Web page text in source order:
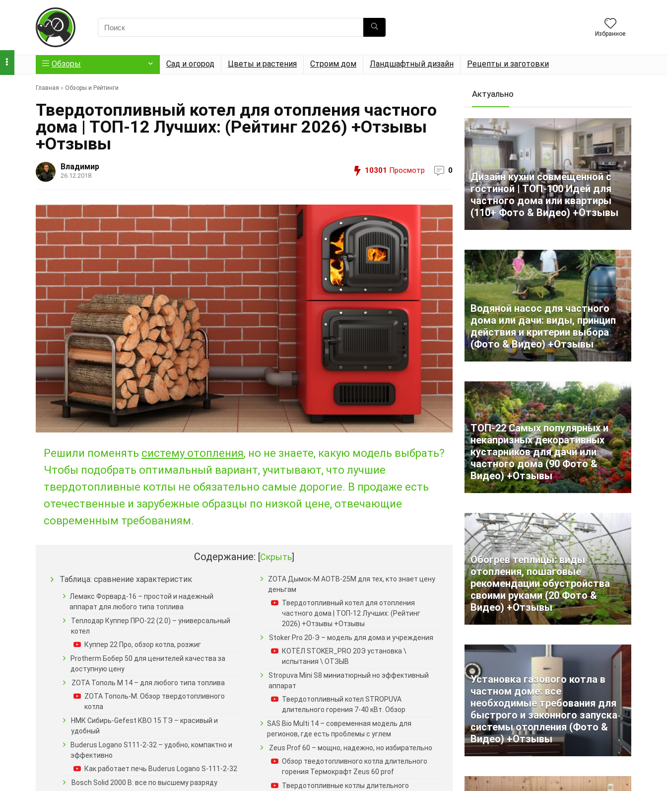
Избранное
Обзоры Сад и огород Цветы и растения Строим дом Ландшафтный дизайн Рецепты и заготовки
Главная » Обзоры и Рейтинги
Твердотопливный котел для отопления частного
дома | ТОП-12 Лучших: (Рейтинг 2026) +Отзывы
+Отзывы
Владимир
26.12.2018
10301 Просмотр 0
Решили поменять систему отопления, но не знаете, какую модель выбрать?
Чтобы подобрать оптимальный вариант, учитывают, что лучшие
твердотопливные котлы не обязательно самые дорогие. В продаже есть
отечественные и зарубежные образцы по низкой цене, отвечающие
современным требованиям.
Содержание: [Скрыть]
Таблица: сравнение характеристик
Лемакс Форвард-16 – простой и надежный
аппарат для любого типа топлива
Теплодар Куппер ПРО-22 (2.0) – универсальный
котел
Куппер 22 Про, обзор котла, розжиг
Protherm Бобер 50 для ценителей качества за
доступную цену
ZOTA Тополь М 14 – для любого типа топлива
ZOTA Тополь-М. Обзор твердотопливного
котла
НМК Сибирь-Gefest КВО 15 ТЭ – красивый и
удобный
Buderus Logano S111-2-32 – удобно, компактно и
эффективно
Как работает печь Buderus Logano S-111-2-32
Bosch Solid 2000 B: все по высшему разряду
ZOTA Дымок-М АОТВ-25М для тех, кто знает цену
деньгам
Твердотопливный котел для отопления
частного дома | ТОП-12 Лучших: (Рейтинг
2026) +Отзывы +Отзывы
Stoker Pro 20-Э – модель для дома и учреждения
КОТЁЛ STOKER_PRO 20Э установка \
испытания \ ОТЗЫВ
Stropuva Mini S8 миниатюрный но эффективный
аппарат
Твердотопливный котел STROPUVA
длительного горения 7-40 кВт. Обзор
SAS Bio Multi 14 – современная модель для
регионов, где есть проблемы с углем
Zeus Prof 60 – мощно, надежно, но избирательно
Обзор тведотопливного котла длительного
горения Термокрафт Zeus 60 prof
Твердотопливные котлы длительного
Актуально
Дизайн кухни совмещенной с
гостиной | ТОП-100 Идей для
частного дома или квартиры
(110+ Фото & Видео) +Отзывы
Водяной насос для частного
дома или дачи: виды, принцип
действия и критерии выбора
(Фото & Видео) +Отзывы
ТОП-22 Самых популярных и
некапризных декоративных
кустарников для дачи или
частного дома (90 Фото &
Видео) +Отзывы
Обогрев теплицы: виды
отопления, пошаговые
рекомендации обустройства
своими руками (20 Фото &
Видео) +Отзывы
Установка газового котла в
частном доме: все
необходимые требования для
быстрого и законного запуска
системы отопления (Фото &
Видео) +Отзывы